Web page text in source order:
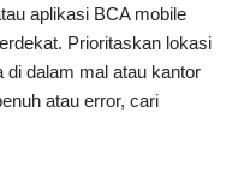
aplikasi BCA mobile
Prioritaskan lokasi
di dalam mal atau kantor
atau error, cari